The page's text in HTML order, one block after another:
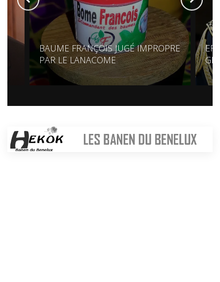
BAUME FRANÇOIS JUGÉ IMPROPRE
PAR LE LANACOME